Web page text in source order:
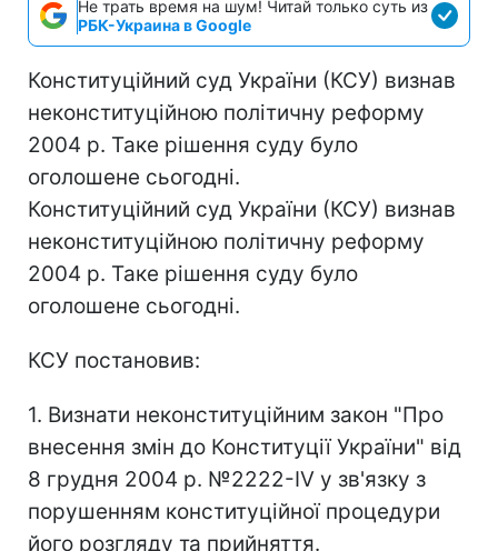
Не трать время на шум! Читай только суть из
РБК-Украина в Google
Конституційний суд України (КСУ) визнав
неконституційною політичну реформу
2004 р. Таке рішення суду було
оголошене сьогодні.
Конституційний суд України (КСУ) визнав
неконституційною політичну реформу
2004 р. Таке рішення суду було
оголошене сьогодні.
КСУ постановив:
1. Визнати неконституційним закон "Про
внесення змін до Конституції України" від
8 грудня 2004 р. №2222-IV у зв'язку з
порушенням конституційної процедури
його розгляду та прийняття.